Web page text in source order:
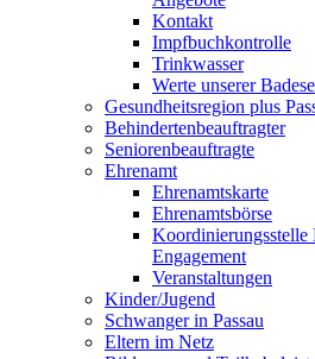
Kontakt
Impfbuchkontrolle
Trinkwasser
Werte unserer
Gesundheitsregion plus
Behindertenbeauftragter
Seniorenbeauftragte
Ehrenamt
Ehrenamtskarte
Ehrenamtsbörse
Koordinierungsstelle
Engagement
Veranstaltungen
Kinder/Jugend
Schwanger in Passau
Eltern im Netz